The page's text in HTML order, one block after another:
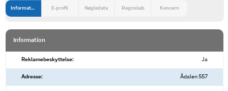
Information E-profil Nøgledata Regnskab Koncern
Information
Reklamebeskyttelse: Ja
Adresse: Ådalen 557